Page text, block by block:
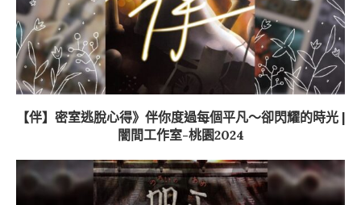
【伴】密室逃脫心得》伴你度過每個平凡～卻閃耀的時光 |
闇間工作室-桃園2024